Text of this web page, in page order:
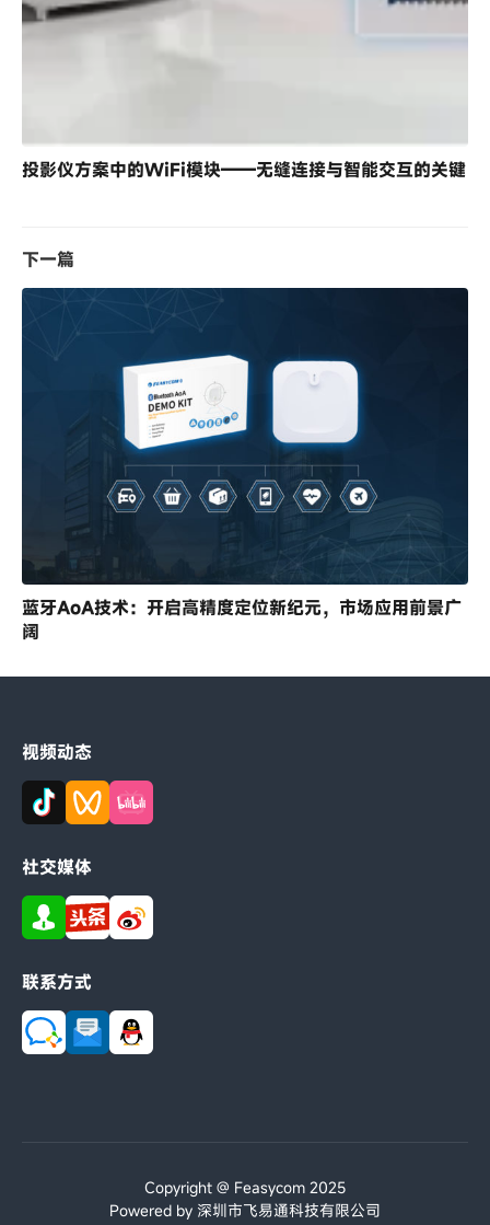
投影仪方案中的WiFi模块——无缝连接与智能交互的关键
下一篇
蓝牙AoA技术：开启高精度定位新纪元，市场应用前景广
阔
视频动态
社交媒体
联系方式
Copyright @ Feasycom 2025
Powered by 深圳市飞易通科技有限公司